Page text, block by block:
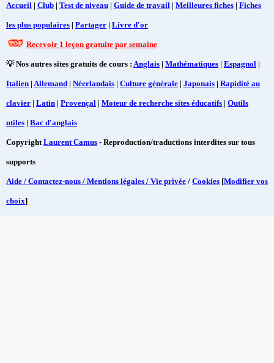
Accueil | Club | Test de niveau | Guide de travail | Meilleures fiches | Fiches
les plus populaires | Partager | Livre d'or
Recevoir 1 leçon gratuite par semaine
💡 Nos autres sites gratuits de cours : Anglais | Mathématiques | Espagnol |
Italien | Allemand | Néerlandais | Culture générale | Japonais | Rapidité au
clavier | Latin | Provençal | Moteur de recherche sites éducatifs | Outils
utiles | Bac d'anglais
CopyrightLaurent Camus - Reproduction/traductions interdites sur tous
supports
Aide / Contactez-nous / Mentions légales / Vie privée / Cookies [Modifier vos
choix]